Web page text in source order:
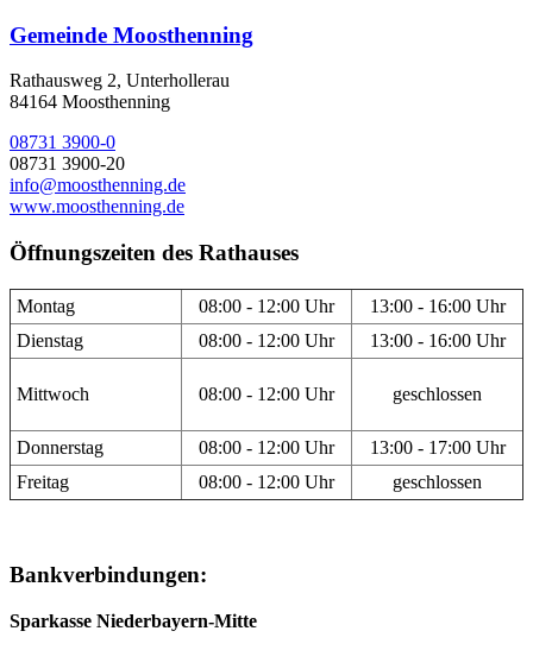
Gemeinde Moosthenning
Rathausweg 2, Unterhollerau
84164 Moosthenning
08731 3900-0
08731 3900-20
info@moosthenning.de
www.moosthenning.de
Öffnungszeiten des Rathauses
Montag 08:00 - 12:00 Uhr
13:00 - 16:00 Uhr
Dienstag
08:00 - 12:00 Uhr 13:00 - 16:00 Uhr
Mittwoch 08:00 - 12:00 Uhr geschlossen
Donnerstag 08:00 - 12:00 Uhr
13:00 - 17:00 Uhr
Freitag
08:00 - 12:00 Uhr geschlossen
Bankverbindungen:
Sparkasse Niederbayern-Mitte